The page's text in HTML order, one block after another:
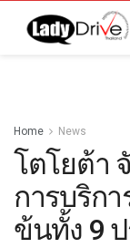
Home News
โตโยต้า
การบริก
ข้นทั้ง 9